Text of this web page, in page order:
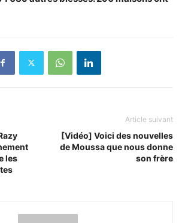
les
Article suivant
[Vidéo] Voici des nouvelles
de Moussa que nous donne
son frère